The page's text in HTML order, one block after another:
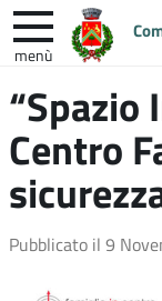
menù
nel
sito
“Spazio
Centro
Pubblicato il 9